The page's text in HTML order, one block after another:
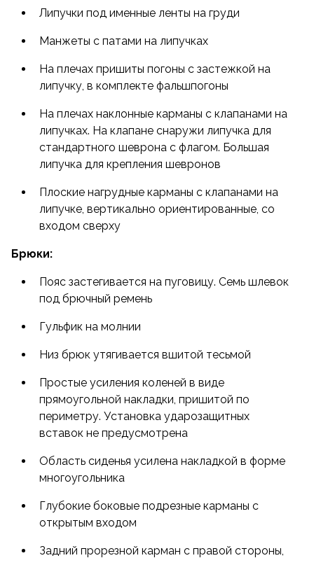
Липучки под именные ленты на груди
Манжеты с патами на липучках
На плечах пришиты погоны с застежкой на
липучку, в комплекте фальшпогоны
На плечах наклонные карманы с клапанами на
липучках. На клапане снаружи липучка для
стандартного шеврона с флагом. Большая
липучка для крепления шевронов
Плоские нагрудные карманы с клапанами на
липучке, вертикально ориентированные, со
входом сверху
Брюки:
Пояс застегивается на пуговицу. Семь шлевок
под брючный ремень
Гульфик на молнии
Низ брюк утягивается вшитой тесьмой
Простые усиления коленей в виде
прямоугольной накладки, пришитой по
периметру. Установка ударозащитных
вставок не предусмотрена
Область сиденья усилена накладкой в форме
многоугольника
Глубокие боковые подрезные карманы с
открытым входом
Задний прорезной карман с правой стороны,